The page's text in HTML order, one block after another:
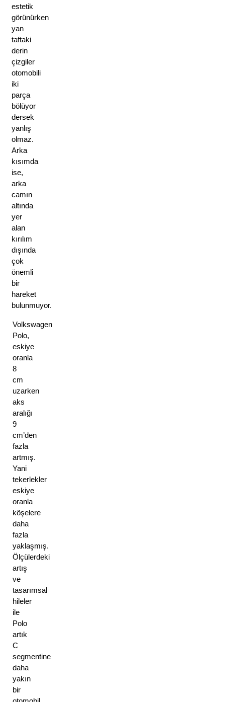
estetik
görünürken
yan
taftaki
derin
çizgiler
otomobili
iki
parça
bölüyor
dersek
yanlış
olmaz.
Arka
kısımda
ise,
arka
camın
altında
yer
alan
kırılım
dışında
çok
önemli
bir
hareket
Volkswagen
Polo,
eskiye
oranla
8
cm
uzarken
aks
aralığı
9
cm’den
fazla
artmış.
Yani
tekerlekler
eskiye
oranla
köşelere
daha
fazla
yaklaşmış.
Ölçülerdeki
artış
ve
tasarımsal
hileler
ile
Polo
artık
C
segmentine
daha
yakın
bir